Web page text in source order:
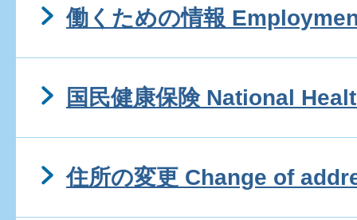
働くための情報
国民健康保険 National
住所の変更 Change of